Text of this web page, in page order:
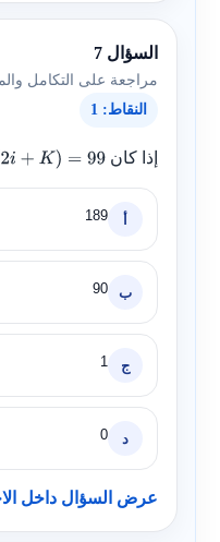
السؤال 7
مراجعة على التكامل
النقاط: 1
إذا كان 2i +K )=99
أ 189
ب 90
ج 1
د 0
عرض السؤال داخل